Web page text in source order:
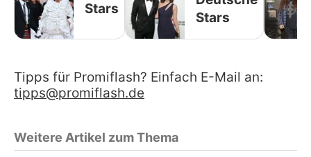
Stars
Stars
Tipps für Promiflash? Einfach E-Mail an:
tipps@promiflash.de
Weitere Artikel zum Thema